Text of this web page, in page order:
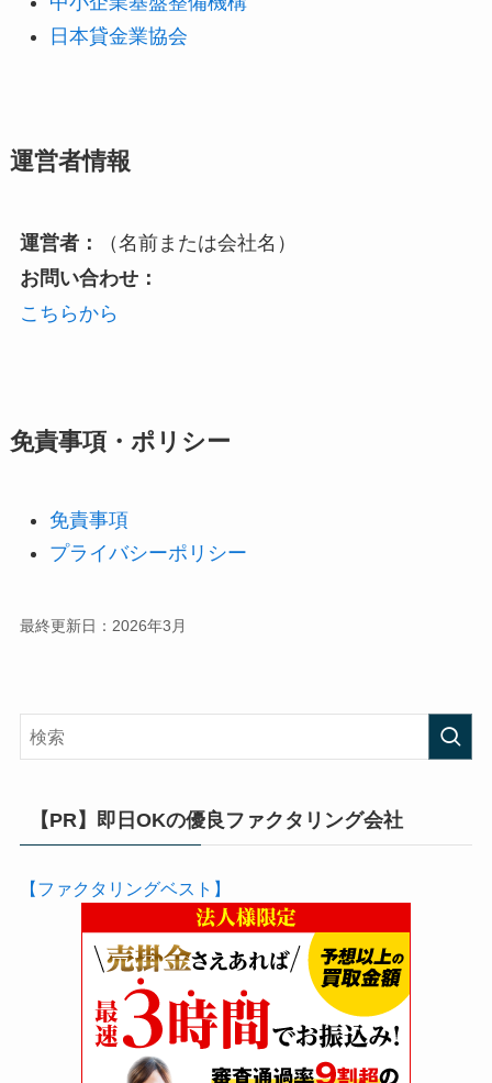
日本貸金業協会
運営者情報
運営者：
（名前または会社名）
お問い合わせ：
こちらから
免責事項・ポリシー
免責事項
プライバシーポリシー
最終更新日：2026年3月
【PR】即日OKの優良ファクタリング会社
【ファクタリングベスト】